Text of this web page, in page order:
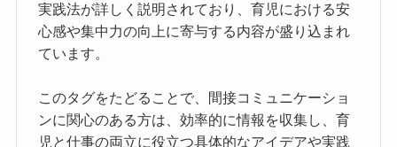
実践法が詳しく説明されており、育児における安
心感や集中力の向上に寄与する内容が盛り込まれ
ています。
このタグをたどることで、間接コミュニケーショ
ンに関心のある方は、効率的に情報を収集し、育
児と仕事の両立に役立つ具体的なアイデアや実践